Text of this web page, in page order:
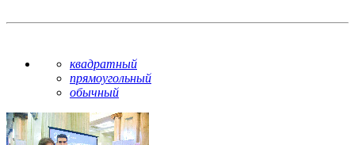
квадратный
прямоугольный
обычный